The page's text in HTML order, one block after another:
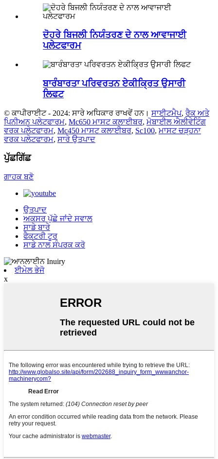
ਦੋਹਰੇ ਬਿਜਲੀ ਨਿਯੰਤਰਣ ਦੇ ਨਾਲ ਆਵਾਜਾਈ
ਪਲੇਟਫਾਰਮ
ਬਾਰੰਬਾਰਤਾ ਪਰਿਵਰਤਨ ਏਕੀਕ੍ਰਿਤ ਉਸਾਰੀ
ਲਿਫਟ
© ਕਾਪੀਰਾਈਟ - 2024: ਸਾਰੇ ਅਧਿਕਾਰ ਰਾਖਵੇਂ ਹਨ। ਸਾਈਟਮੈਪ, ਰੈਕ ਅਤੇ
ਪਿਨੀਅਨ ਪਲੇਟਫਾਰਮ, Mc650 ਮਾਸਟ ਕਲਾਈਬਰ, ਮੋਬਾਈਲ ਐਲੀਵੇਟਿੰਗ
ਵਰਕ ਪਲੇਟਫਾਰਮ, Mc450 ਮਾਸਟ ਕਲਾਈਬਰ, Sc100, ਮਾਸਟ ਚੜ੍ਹਨਾ
ਵਰਕ ਪਲੇਟਫਾਰਮ, ਸਾਰੇ ਉਤਪਾਦ
ਪੁੱਛਗਿੱਛ
ਗਾਹਕ ਬਣੋ
ਉਤਪਾਦ
ਅਕਸਰ ਪੁੱਛੇ ਜਾਂਦੇ ਸਵਾਲ
ਸਾਡੇ ਬਾਰੇ
ਫੈਕਟਰੀ ਟੂਰ
ਸਾਡੇ ਨਾਲ ਸੰਪਰਕ ਕਰੋ
ਈਮੇਲ ਭੇਜੋ
x